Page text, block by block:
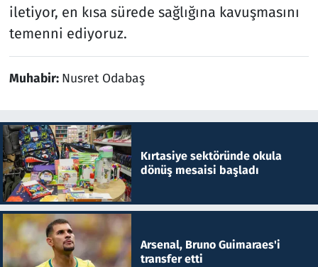
iletiyor, en kısa sürede sağlığına kavuşmasını
temenni ediyoruz.
Muhabir: Nusret Odabaş
Kırtasiye sektöründe okula
dönüş mesaisi başladı
Arsenal, Bruno Guimaraes'i
transfer etti